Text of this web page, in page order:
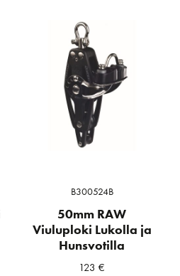
B300524B
50mm RAW
Viuluploki Lukolla ja
Hunsvotilla
123€